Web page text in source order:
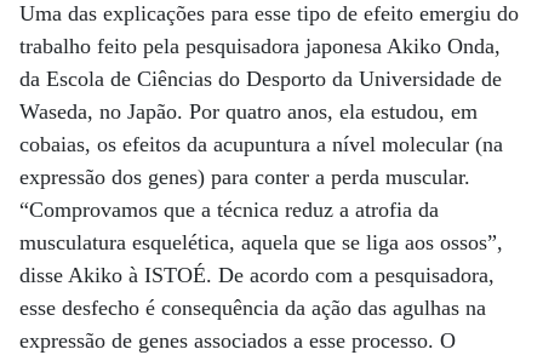
Uma das explicações para esse tipo de efeito emergiu do
trabalho feito pela pesquisadora japonesa Akiko Onda,
da Escola de Ciências do Desporto da Universidade de
Waseda, no Japão. Por quatro anos, ela estudou, em
cobaias, os efeitos da acupuntura a nível molecular (na
expressão dos genes) para conter a perda muscular.
“Comprovamos que a técnica reduz a atrofia da
musculatura esquelética, aquela que se liga aos ossos”,
disse Akiko à ISTOÉ. De acordo com a pesquisadora,
esse desfecho é consequência da ação das agulhas na
expressão de genes associados a esse processo. O